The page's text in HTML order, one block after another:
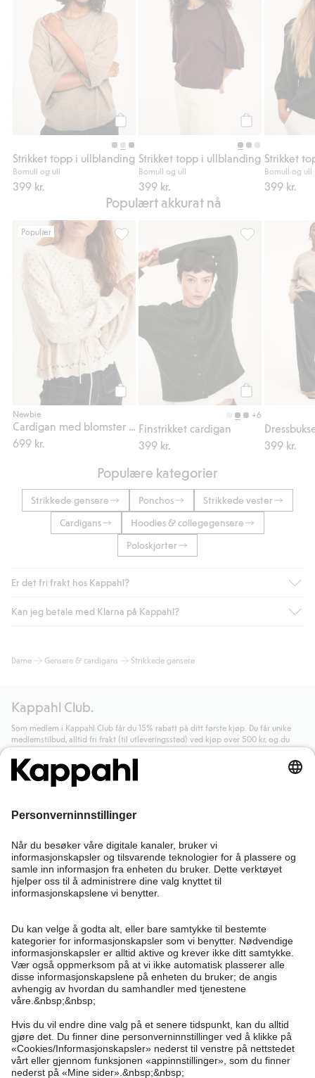
Legg til
Strikket topp i ullblanding
Bomull og ull
399 kr.
Strikket topp i ullblanding
Bomull og ull
399 kr.
Strikket
Bomull og ull
399 kr.
Populært akkurat nå
Populær
Legg til
Newbie
699 kr.
Cardigan med blomster fra Newbie
+6
Finstrikket cardigan
399 kr.
Finstrikket
399 kr.
Populære kategorier
Strikkede gensere Ponchos
Strikkede vester
Cardigans
Hoodies & collegegensere
Poloskjorter
Er det fri frakt hos Kappahl?
Som medlem i Kappahl Club har du alltid gratis frakt til butikk,
automatisk etter at du har logget inn og er identifisert som
hjemlevering med Helthjem koster 49 NOK og 99 NOK for
hjemlevering med Bring uansett hvor mye du handler for.
Les mer
Kan jeg betale med Klarna på Kappahl?
og andre betalingsmåter.
generelle vilkår.Les mer om Klarnas betalingsvilkår
lenke).
Les mer
Dame Gensere & cardigans Strikkede gensere
Kappahl Club.
Som medlem i Kappahl Club får du 15% rabatt på ditt første kjøp. Du får unike
medlemstilbud, alltid fri frakt (til utleveringssted) ved kjøp over 500 kr, og du
samler poeng på alle dine kjøp og aktiviteter.
Bli medlem
Kundeservice
Vanlige spørsmål
Bestilling
Kontakt oss
Finn butikk
Kappahl Club
Logg inn
Kappahl Club
Medlemsvilkår
Om oss
Bærekraft
Vilkår & retningslinjer
Kjøpsvilkår
Mer fra oss